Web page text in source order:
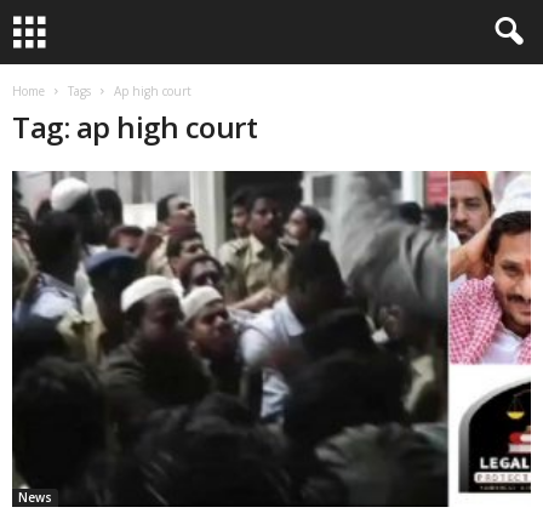
Home Tags Ap high court
Tag: ap high court
News